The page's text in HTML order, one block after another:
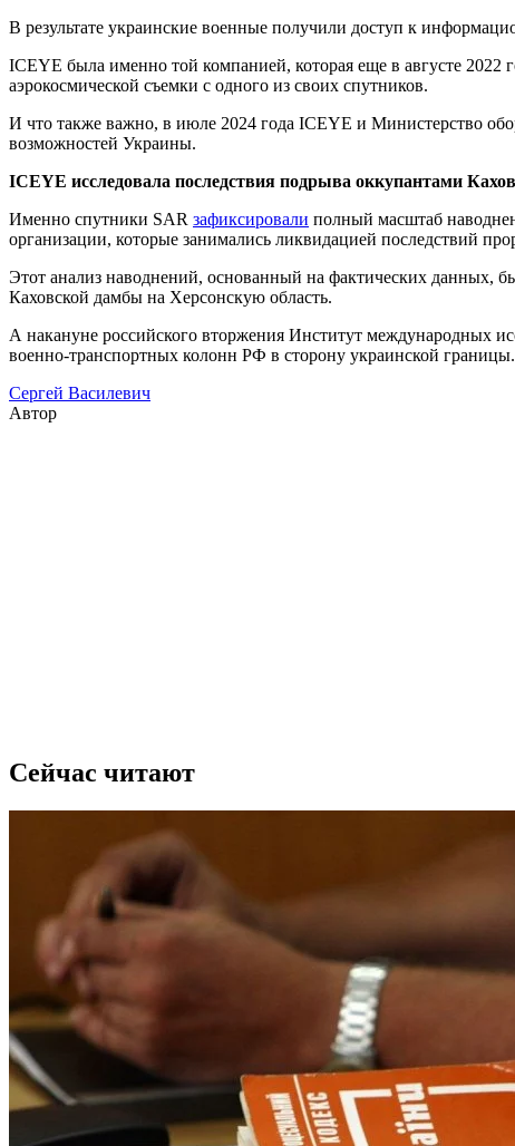
В результате украинские военные получили доступ к
ICEYE была именно той компанией, которая еще в августе 2022
аэрокосмической съемки с одного из своих спутников.
И что также важно, в июле 2024 года ICEYE и Министерство
возможностей Украины.
ICEYE исследовала последствия подрыва оккупантами
Именно спутники SAR зафиксировали полный масштаб
организации, которые занимались ликвидацией последствий
Этот анализ наводнений, основанный на фактических данных,
Каховской дамбы на Херсонскую область.
А накануне российского вторжения Институт международных
военно-транспортных колонн РФ в сторону украинской границы.
Сергей Василевич
Автор
Сейчас читают